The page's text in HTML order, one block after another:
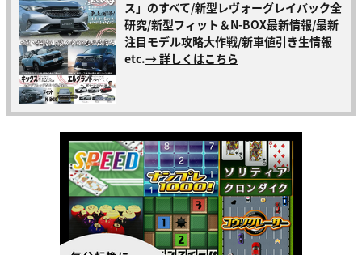
ス」のすべて/新型レヴォーグレイバック全
研究/新型フィット＆N-BOX最新情報/最新
注目モデル攻略大作戦/新車値引き生情報
etc.→ 詳しくはこちら